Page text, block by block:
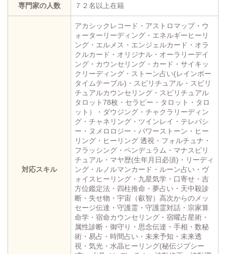
専門家の人数 ７２名以上在籍
対応スキル
アカシックレコード・アストロマップ・ウ
ォーターリーディング・エネルギーヒーリ
ング・エルメス・エンジェルカード・オラ
クルカード・オリジナル・オーラリーデイ
ング・カウンセリング・カード・サイキッ
クリーディング・ストーン占い(レインボー
タイムテーブル)・スピリチュアル・スピリ
チュアルカウンセリング・スピリチュアル
タロット78枚・セラピー・タロット・タロ
ット）・ダウジング・チャクラリーディン
グ・チャネリング・ツインレイ・テレパシ
ー・ヌメロロジー・パワーストーン・ヒー
リング・ヒーリング 透視・フォルチュナ・
フラッシング・ペンデュラム・マナスピリ
チュアル・マヤ歴(生年月日必須)・リーディ
ング・ルノルマンカード・ルーン占い・ヴ
ォイスヒーリング・九星気学・口寄せ・吉
方位鑑定法・四柱推命・夢占い・天中殺診
断・失せ物・宇宙（叡智）高次からのメッ
セージ伝達・守護霊・守護霊対話・宗家算
命学・宿命カウンセリング・宿曜占星術・
属性診断・御守り・思念伝達・手相・数秘
術・易占・時間占い・未来予知・未来透
視・気光・水晶ヒーリング(秘伝ジプシー